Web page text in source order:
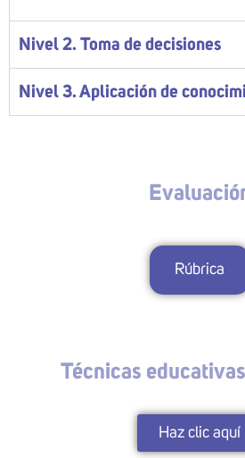
Nivel 2. Toma de decisiones
Nivel 3. Aplicación de
Rúbrica
Técnicas
Haz clic aquí